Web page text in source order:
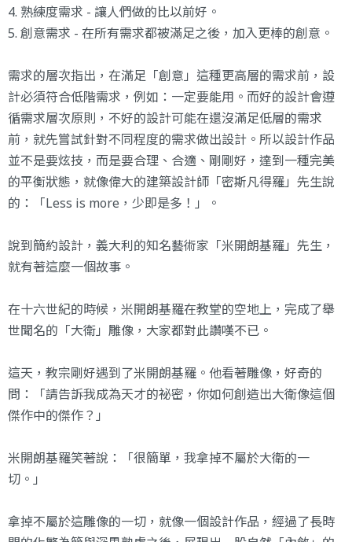
4. 熟練度需求 - 讓人們做的比以前好。
5. 創意需求 - 在所有需求都被滿足之後，加入更棒的創意。
需求的層次指出，在滿足「創意」這種更高層的需求前，設
計必須符合低階需求，例如：一定要能用。而好的設計會遵
循需求層次原則，不好的設計可能在還沒滿足低層的需求
前，就先嘗試針對不同程度的需求做出設計。所以設計作品
並不是要炫技，而是要合理、合適、剛剛好，達到一種完美
的平衡狀態，就像偉大的建築設計師「密斯凡得羅」先生說
的：「Less is more，少即是多！」。
說到簡約設計，義大利的知名藝術家「米開朗基羅」先生，
就有著這麼一個故事。
在十六世紀的時候，米開朗基羅在教堂的空地上，完成了舉
世聞名的「大衛」雕像，大家都對此讚嘆不已。
這天，教宗剛好遇到了米開朗基羅。他看著雕像，好奇的
問：「請告訴我成為天才的祕密，你如何創造出大衛像這個
傑作中的傑作？」
米開朗基羅笑著說：「很簡單，我拿掉不屬於大衛的一
切。」
拿掉不屬於這雕像的一切，就像一個設計作品，經過了長時